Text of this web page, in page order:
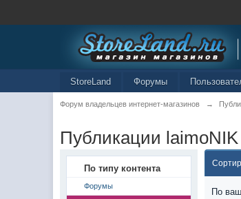
StoreLand Форумы
Форум владельцев интернет-магазинов →
Публикации laimoNIK
По типу контента
Форумы
По